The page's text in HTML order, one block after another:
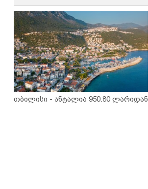
თბილისი - ანტალია 950.80 ლარიდან